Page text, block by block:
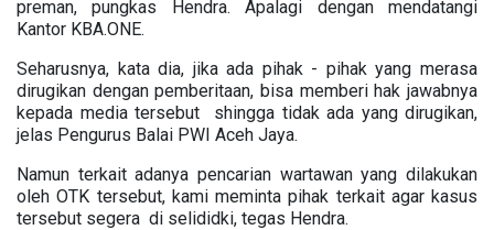
preman, pungkas Hendra. Apalagi dengan mendatangi
Kantor KBA.ONE.
Seharusnya, kata dia, jika ada pihak - pihak yang merasa
dirugikan dengan pemberitaan, bisa memberi hak jawabnya
kepada media tersebut shingga tidak ada yang dirugikan,
jelas Pengurus Balai PWI Aceh Jaya.
Namun terkait adanya pencarian wartawan yang dilakukan
oleh OTK tersebut, kami meminta pihak terkait agar kasus
tersebut segera di selididki, tegas Hendra.